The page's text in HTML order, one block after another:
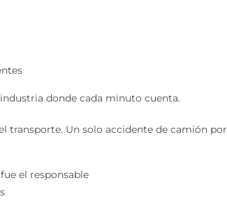
donde cada minuto cuenta.
transporte. Un solo accidente de camión por
el responsable